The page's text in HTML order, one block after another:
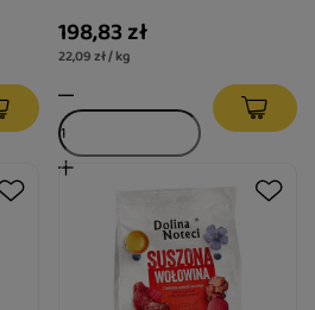
198,83 zł
22,09 zł / kg